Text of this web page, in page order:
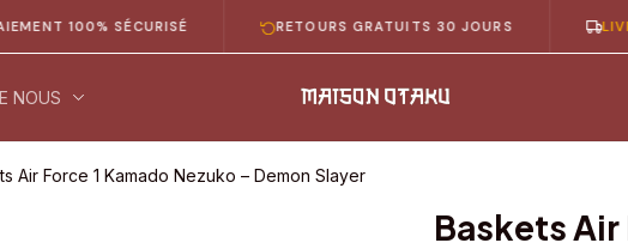
100% SÉCURISÉ RETOURS GRATUITS 30 JOURS
NOUS
Air Force 1 Kamado Nezuko – Demon Slayer
Baskets Air